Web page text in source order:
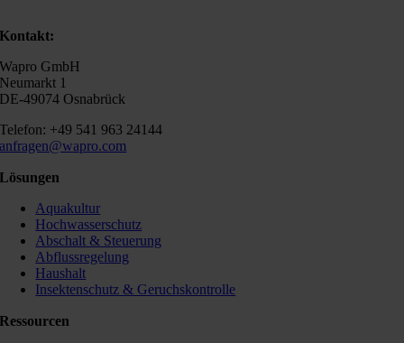
Kontakt:
Wapro GmbH
Neumarkt 1
DE-49074 Osnabrück
Telefon: +49 541 963 24144
anfragen@wapro.com
Lösungen
Aquakultur
Hochwasserschutz
Abschalt & Steuerung
Abflussregelung
Haushalt
Insektenschutz & Geruchskontrolle
Ressourcen